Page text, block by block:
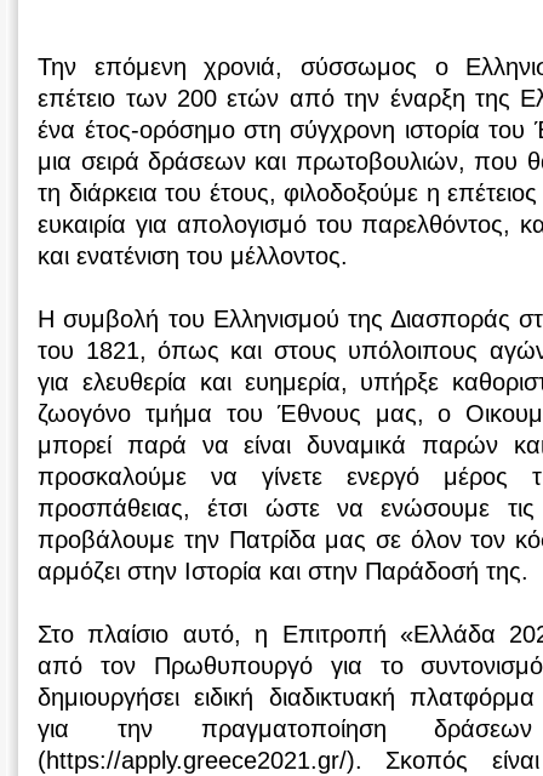
Την επόμενη χρονιά, σύσσωμος ο
επέτειο των 200 ετών από την έναρξη της
ένα έτος-ορόσημο στη σύγχρονη ιστορία
μια σειρά δράσεων και πρωτοβουλιών, που
τη διάρκεια του έτους, φιλοδοξούμε η
ευκαιρία για απολογισμό του παρελθόντος,
και ενατένιση του μέλλοντος.
Η συμβολή του Ελληνισμού της Διασποράς
του 1821, όπως και στους υπόλοιπους
για ελευθερία και ευημερία, υπήρξε
ζωογόνο τμήμα του Έθνους μας, ο
μπορεί παρά να είναι δυναμικά παρών
προσκαλούμε να γίνετε ενεργό μέρος
προσπάθειας, έτσι ώστε να ενώσουμε
προβάλουμε την Πατρίδα μας σε όλον τον
αρμόζει στην Ιστορία και στην Παράδοσή της.
Στο πλαίσιο αυτό, η Επιτροπή «Ελλάδα
από τον Πρωθυπουργό για το
δημιουργήσει ειδική διαδικτυακή
για την πραγματοποίηση
(https://apply.greece2021.gr/). Σκοπός